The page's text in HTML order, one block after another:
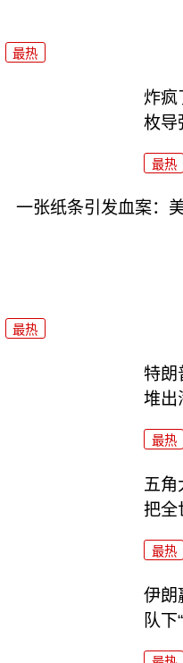
最热
炸疯
枚导
最热
一张纸条引发血案：
最热
特朗
堆出
最热
五角
把全
最热
伊朗
队下